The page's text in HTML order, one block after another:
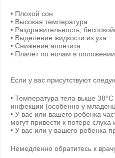
• Плохой сон
• Высокая температура
• Раздражительность,
• Выделение жидкости из уха
• Снижение аппетита
• Плачет по ночам в
Если у вас присутствуют
• Температура тела выше 38°С
инфекции (особенно у
• У вас или вашего ребенка
могут привести к потере
• У вас или у вашего ребенка
Немедленно обратитесь к